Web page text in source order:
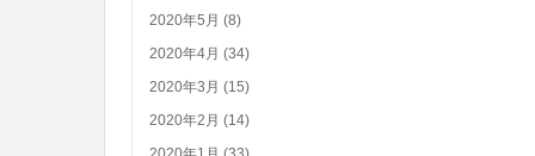
2020年5月 (8)
2020年4月 (34)
2020年3月 (15)
2020年2月 (14)